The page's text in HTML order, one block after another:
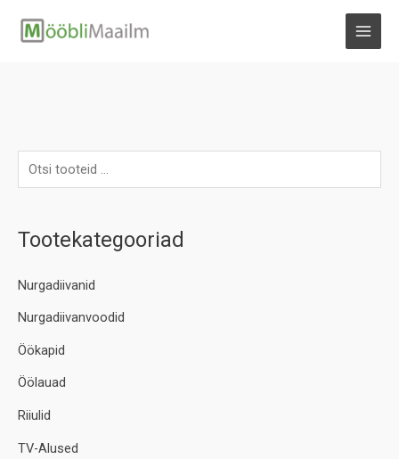
Tootekategooriad
Nurgadiivanid
Nurgadiivanvoodid
Öökapid
Öölauad
Riiulid
TV-Alused